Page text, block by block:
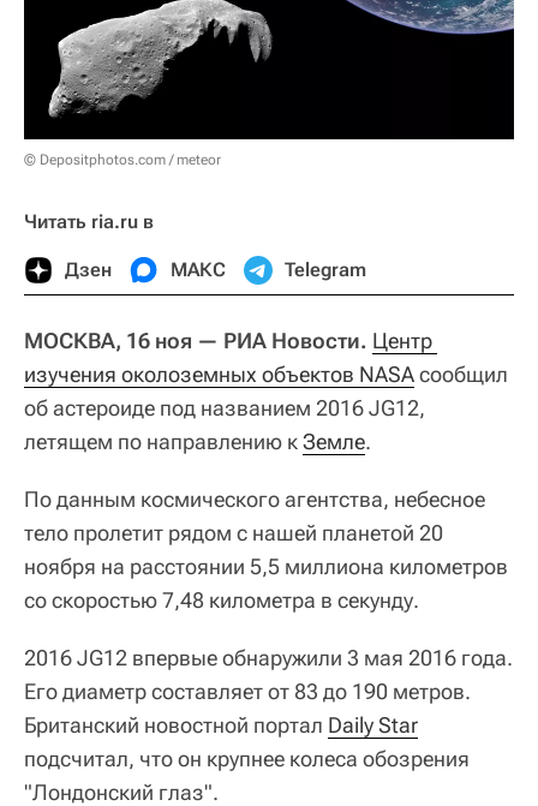
© Depositphotos.com / meteor
Читать ria.ru в
Дзен МАКС Telegram
МОСКВА, 16 ноя — РИА Новости. Центр
изучения околоземных объектов NASAсообщил
об астероиде под названием 2016 JG12,
летящем по направлению кЗемле.
По данным космического агентства, небесное
тело пролетит рядом с нашей планетой 20
ноября на расстоянии 5,5 миллиона километров
со скоростью 7,48 километра в секунду.
2016 JG12 впервые обнаружили 3 мая 2016 года.
Его диаметр составляет от 83 до 190 метров.
Британский новостной портал Daily Star
подсчитал, что он крупнее колеса обозрения
"Лондонский глаз".